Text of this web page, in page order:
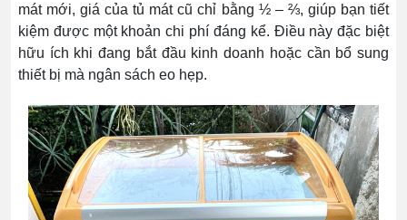
mát mới, giá của tủ mát cũ chỉ bằng ½ – ⅔, giúp bạn tiết
kiệm được một khoản chi phí đáng kể. Điều này đặc biệt
hữu ích khi đang bắt đầu kinh doanh hoặc cần bổ sung
thiết bị mà ngân sách eo hẹp.